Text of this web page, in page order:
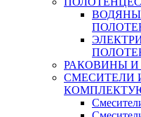
РАКОВИНЫ И
СМЕСИТЕЛИ